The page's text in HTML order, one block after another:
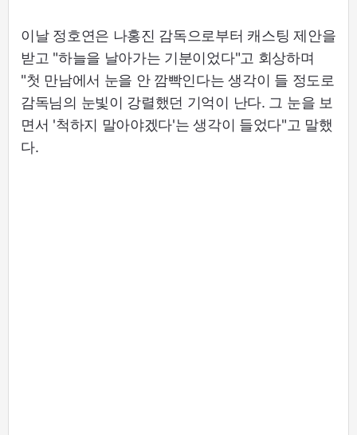
이날 정호연은 나홍진 감독으로부터 캐스팅 제안을
받고 "하늘을 날아가는 기분이었다"고 회상하며
"첫 만남에서 눈을 안 깜빡인다는 생각이 들 정도로
감독님의 눈빛이 강렬했던 기억이 난다. 그 눈을 보
면서 '척하지 말아야겠다'는 생각이 들었다"고 말했
다.